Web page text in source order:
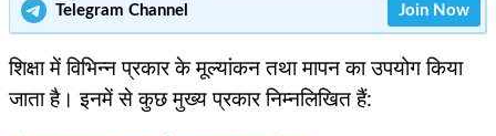
Telegram Channel Join Now
शिक्षा में विभिन्न प्रकार के मूल्यांकन तथा मापन का उपयोग किया
जाता है। इनमें से कुछ मुख्य प्रकार निम्नलिखित हैं: